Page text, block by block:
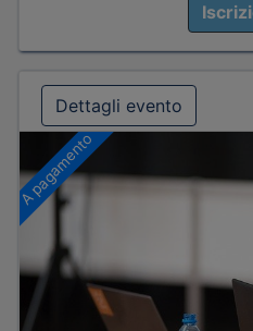
Dettagli evento
A pagamento